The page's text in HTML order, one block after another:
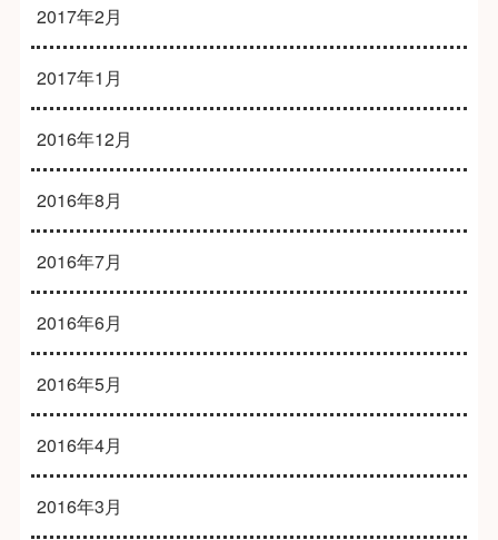
2017年2月
2017年1月
2016年12月
2016年8月
2016年7月
2016年6月
2016年5月
2016年4月
2016年3月